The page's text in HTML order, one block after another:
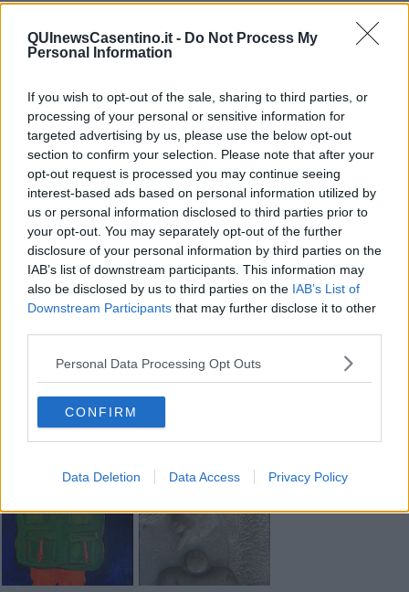
QUInewsCasentino.it - Do Not Process My
Personal Information
If you wish to opt-out of the sale, sharing to third parties, or
processing of your personal or sensitive information for
targeted advertising by us, please use the below opt-out
section to confirm your selection. Please note that after your
opt-out request is processed you may continue seeing
interest-based ads based on personal information utilized by
us or personal information disclosed to third parties prior to
your opt-out. You may separately opt-out of the further
disclosure of your personal information by third parties on the
IAB’s list of downstream participants. This information may
also be disclosed by us to third parties on the IAB’s List of
Downstream Participants that may further disclose it to other
Personal Data Processing Opt Outs
CONFIRM
Data Deletion Data Access Privacy Policy
non muta, le ferite restano nel corpo e nella pietra, l’arte può
soltanto raccontare questo viaggio nella disperazione e nella
solitudine. I personaggi delle sue sculture sono i testimoni muti di
un naufragio della civiltà, ci raccontano con gli occhi della poesia e
rivolte di passione.
E’ importante ricordare un autore come Strazzullo che resta uno
degli autori più significativi nel panorama toscano, ma troppo
frettolosamente dimenticato. Oggi l’arte segue soltanto gli autori di
successo, ma non vanno dimenticati dei veri poeti come Strazzullo
e, per rimanere nel territorio pisano, il pittore Roberto Gasperini ,
autore di assoluto rilievo, recentemente scomparso.
Riccardo Ferrucci
Se vuoi leggere le notizie principali della Toscana iscriviti alla
Newsletter QUInews - ToscanaMedia.Arriva gratis tutti i giorni
alle 20:00 direttamente nella tua casella di posta.
Basta cliccareQUI